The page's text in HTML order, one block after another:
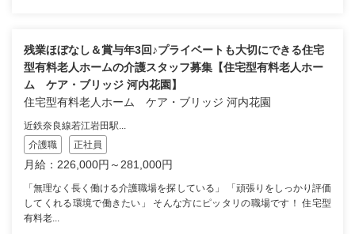
残業ほぼなし＆賞与年3回♪プライベートも大切にできる住宅
型有料老人ホームの介護スタッフ募集【住宅型有料老人ホー
ム ケア・ブリッジ 河内花園】
住宅型有料老人ホーム ケア・ブリッジ 河内花園
近鉄奈良線若江岩田駅...
介護職
正社員
月給：226,000円～281,000円
「無理なく長く働ける介護職場を探している」 「頑張りをしっかり評価
してくれる環境で働きたい」 そんな方にピッタリの職場です！ 住宅型
有料老...